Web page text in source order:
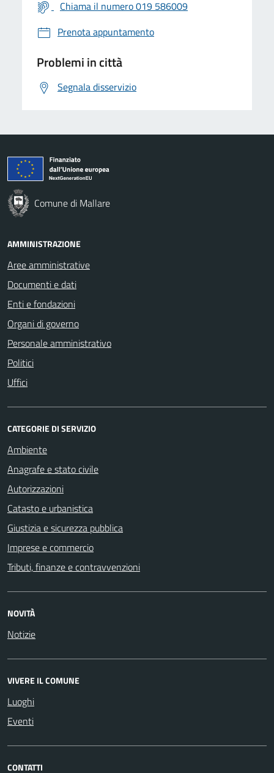
Chiama il numero 019 586009
Prenota appuntamento
Problemi in città
Segnala disservizio
Comune di Mallare
AMMINISTRAZIONE
Aree amministrative
Documenti e dati
Enti e fondazioni
Organi di governo
Personale amministrativo
Politici
Uffici
CATEGORIE DI SERVIZIO
Ambiente
Anagrafe e stato civile
Autorizzazioni
Catasto e urbanistica
Giustizia e sicurezza pubblica
Imprese e commercio
Tributi, finanze e contravvenzioni
NOVITÀ
Notizie
VIVERE IL COMUNE
Luoghi
Eventi
CONTATTI